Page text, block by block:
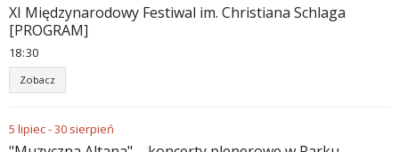
XI Międzynarodowy Festiwal im. Christiana Schlaga
[PROGRAM]
18:30
Zobacz
5 lipiec-30 sierpień